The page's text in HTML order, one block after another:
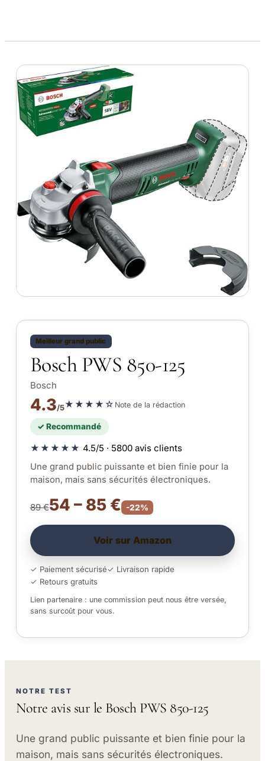
Meilleur grand public
Bosch PWS 850-125
Bosch
4.3/5★★★★☆ Note de la rédaction
✓ Recommandé
★★★★★ 4.5/5 · 5800 avis clients
Une grand public puissante et bien finie pour la
maison, mais sans sécurités électroniques.
89 €54 – 85 € -22%
Voir sur Amazon
✓ Paiement sécurisé✓ Livraison rapide
✓ Retours gratuits
Lien partenaire : une commission peut nous être versée,
sans surcoût pour vous.
NOTRE TEST
Notre avis sur le Bosch PWS 850-125
Une grand public puissante et bien finie pour la
maison, mais sans sécurités électroniques.